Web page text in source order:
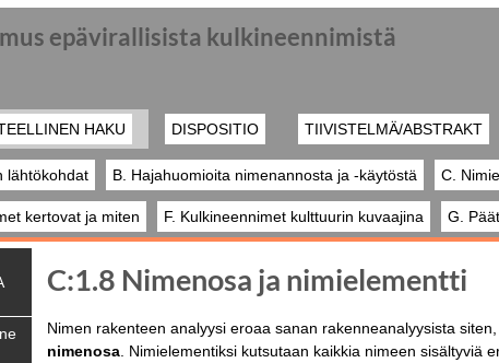
epävirallisista kulkineennimistä
HAKU DISPOSITIO TIIVISTELMÄ/ABSTRAKT
lähtökohdat B. Hajahuomioita nimenannosta ja -käytöstä C.
kertovat ja miten F. Kulkineennimet kulttuurin kuvaajina G.
C:1.8 Nimenosa ja nimielementti
Nimen rakenteen analyysi eroaa sanan rakenneanalyysista
nimenosa . Nimielementiksi kutsutaan kaikkia nimeen sisältyviä